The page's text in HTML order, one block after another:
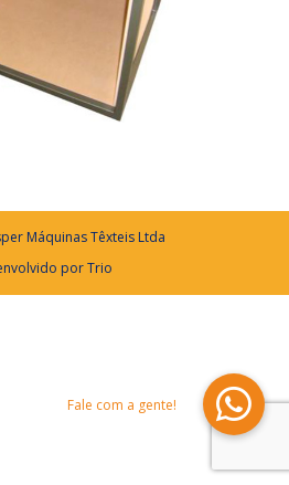
Máquinas Têxteis Ltda
porTrio